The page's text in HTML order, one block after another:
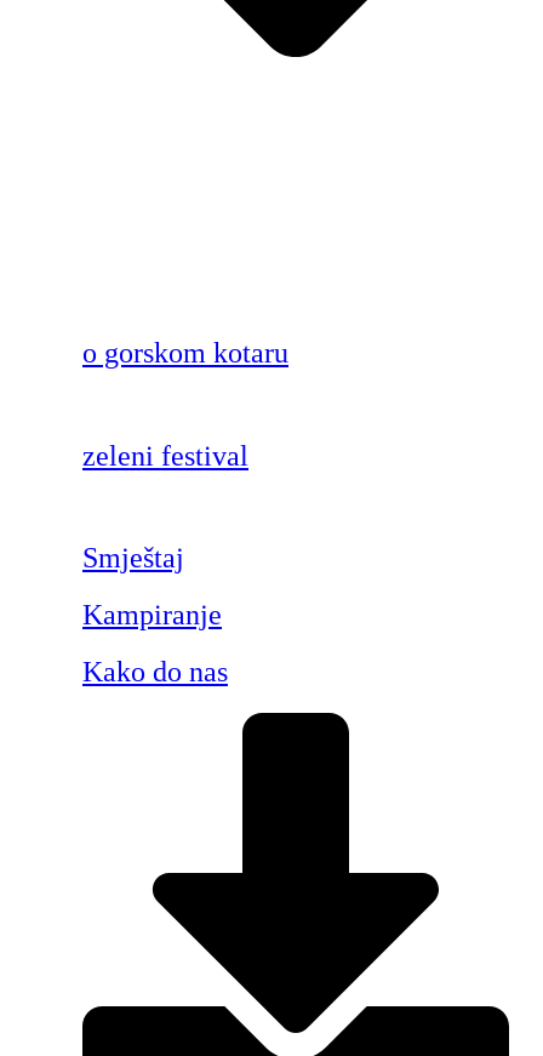
o gorskom kotaru
zeleni festival
Smještaj
Kampiranje
Kako do nas